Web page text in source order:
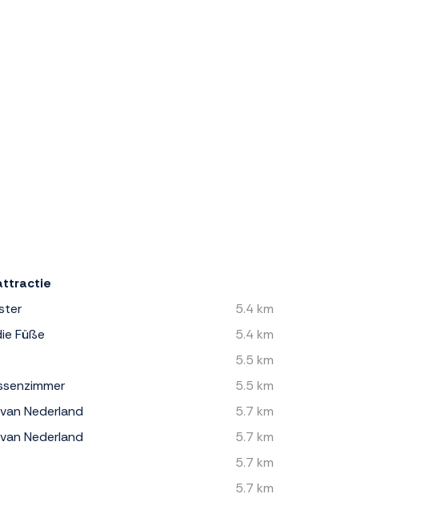
5.4 km
Füße
5.4 km
5.5 km
5.5 km
Nederland
5.7 km
Nederland
5.7 km
5.7 km
5.7 km